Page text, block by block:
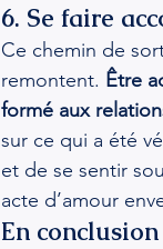
6. Se faire
Ce chemin de
remontent. Être
formé aux
sur ce qui a été
et de se sentir
acte d’amour
En conclusion